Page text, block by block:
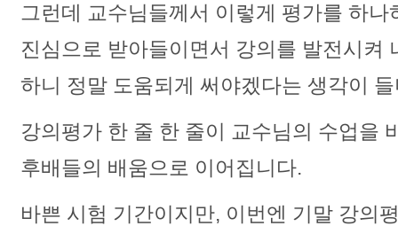
그런데 교수님들께서 이렇게 평가를 하나
진심으로 받아들이면서 강의를 발전시켜
하니 정말 도움되게 써야겠다는 생각이
강의평가 한 줄 한 줄이 교수님의 수업을
후배들의 배움으로 이어집니다.
바쁜 시험 기간이지만, 이번엔 기말 강의